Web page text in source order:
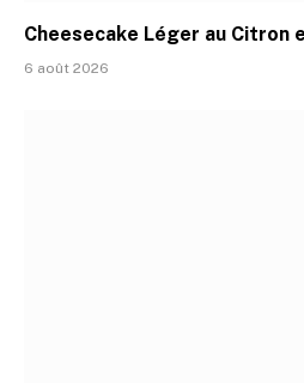
Cheesecake Léger au Citron
6 août 2026